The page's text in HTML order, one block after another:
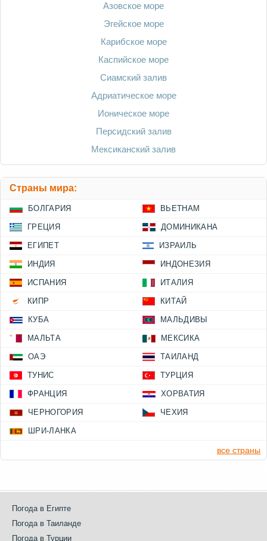
Азовское море
Эгейское море
Карибское море
Каспийское море
Сиамский залив
Адриатическое море
Ионическое море
Персидский залив
Мексиканский залив
Страны мира:
БОЛГАРИЯ ВЬЕТНАМ
ГРЕЦИЯ ДОМИНИКАНА
ЕГИПЕТ ИЗРАИЛЬ
ИНДИЯ ИНДОНЕЗИЯ
ИСПАНИЯ ИТАЛИЯ
КИПР КИТАЙ
КУБА МАЛЬДИВЫ
МАЛЬТА МЕКСИКА
ОАЭ ТАИЛАНД
ТУНИС ТУРЦИЯ
ФРАНЦИЯ ХОРВАТИЯ
ЧЕРНОГОРИЯ ЧЕХИЯ
ШРИ-ЛАНКА
все страны
Погода в Египте
Погода в Таиланде
Погода в Турции